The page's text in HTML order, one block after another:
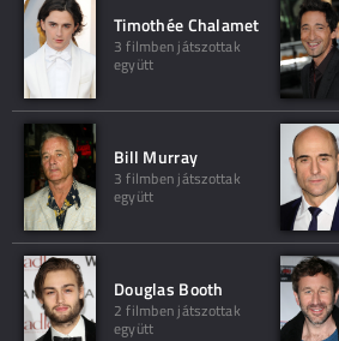
Timothée Chalamet
3 filmben játszottak
együtt
Bill Murray
3 filmben játszottak
együtt
Douglas Booth
2 filmben játszottak
együtt